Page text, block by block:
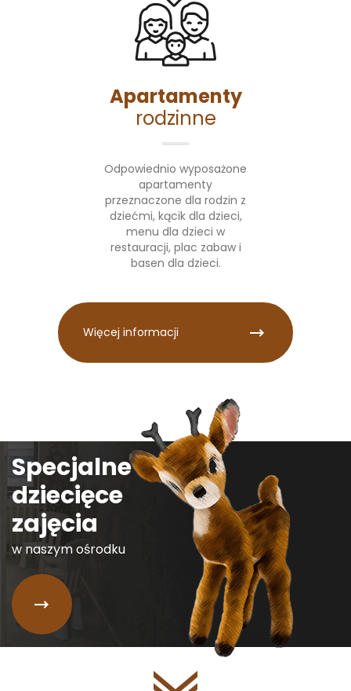
Apartamenty
rodzinne
Odpowiednio wyposażone
apartamenty
przeznaczone dla rodzin z
dziećmi, kącik dla dzieci,
menu dla dzieci w
restauracji, plac zabaw i
basen dla dzieci.
Więcej informacji
Specjalne
dziecięce
zajęcia
w naszym ośrodku